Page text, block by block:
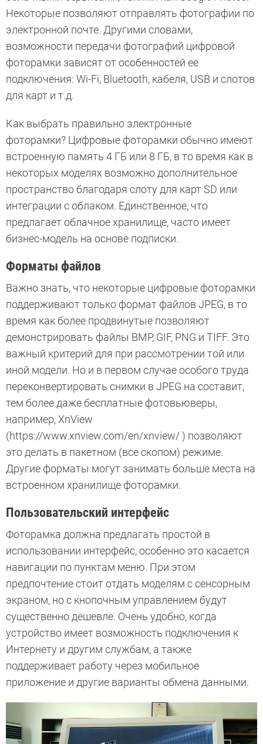
Некоторые позволяют отправлять фотографии по
электронной почте. Другими словами,
возможности передачи фотографий цифровой
фоторамки зависят от особенностей ее
подключения: Wi-Fi, Bluetooth, кабеля, USB и слотов
для карт и т.д.
Как выбрать правильно электронные
фоторамки? Цифровые фоторамки обычно имеют
встроенную память 4 ГБ или 8 ГБ, в то время как в
некоторых моделях возможно дополнительное
пространство благодаря слоту для карт SD или
интеграции с облаком. Единственное, что
предлагает облачное хранилище, часто имеет
бизнес-модель на основе подписки.
Форматы файлов
Важно знать, что некоторые цифровые фоторамки
поддерживают только формат файлов JPEG, в то
время как более продвинутые позволяют
демонстрировать файлы BMP, GIF, PNG и TIFF. Это
важный критерий для при рассмотрении той или
иной модели. Но и в первом случае особого труда
переконвертировать снимки в JPEG на составит,
тем более даже бесплатные фотовьюверы,
например, XnView
(https://www.xnview.com/en/xnview/ ) позволяют
это делать в пакетном (все скопом) режиме.
Другие форматы могут занимать больше места на
встроенном хранилище фоторамки.
Пользовательский интерфейс
Фоторамка должна предлагать простой в
использовании интерфейс, особенно это касается
навигации по пунктам меню. При этом
предпочтение стоит отдать моделям с сенсорным
экраном, но с кнопочным управлением будут
существенно дешевле. Очень удобно, когда
устройство имеет возможность подключения к
Интернету и другим службам, а также
поддерживает работу через мобильное
приложение и другие варианты обмена данными.